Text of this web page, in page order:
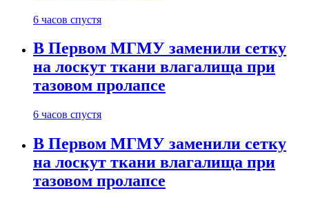
6 часов спустя
В Первом МГМУ заменили сетку
на лоскут ткани влагалища при
тазовом пролапсе
6 часов спустя
В Первом МГМУ заменили сетку
на лоскут ткани влагалища при
тазовом пролапсе